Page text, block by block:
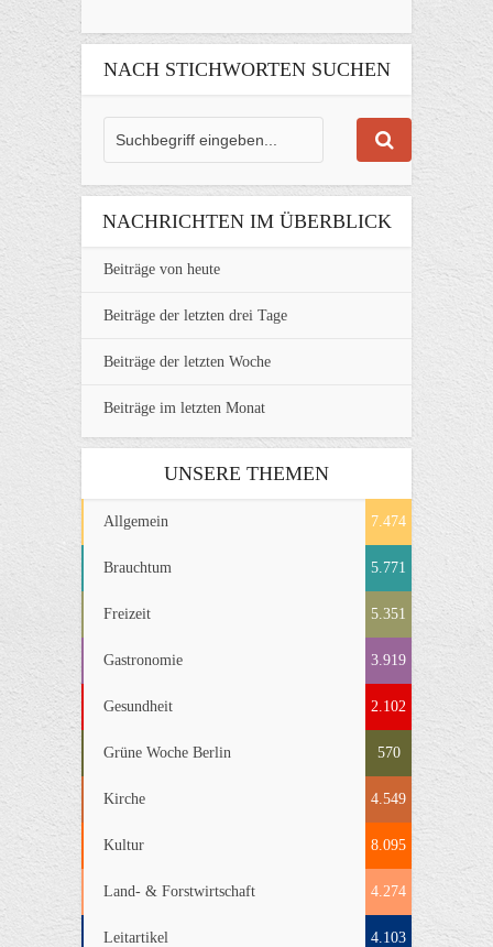
NACH STICHWORTEN SUCHEN
NACHRICHTEN IM ÜBERBLICK
Beiträge von heute
Beiträge der letzten drei Tage
Beiträge der letzten Woche
Beiträge im letzten Monat
UNSERE THEMEN
Allgemein 7.474
Brauchtum 5.771
Freizeit 5.351
Gastronomie 3.919
Gesundheit 2.102
Grüne Woche Berlin 570
Kirche 4.549
Kultur 8.095
Land- & Forstwirtschaft 4.274
Leitartikel 4.103